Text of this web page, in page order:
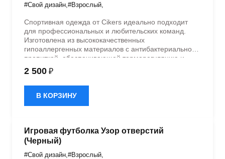
#Свой дизайн #Взрослый
Спортивная одежда от Cikers идеально подходит
для профессиональных и любительских команд.
Изготовлена из высококачественных
гипоаллергенных материалов с антибактериальной
пропиткой, обеспечивающей терморегуляцию и
быстрое влагоотведение. Одежда обладает
эластичностью в 5 направлениях и стильным
дизайном.
2 500 ₽
В КОРЗИНУ
Игровая футболка Узор отверстий
(Черный)
#Свой дизайн #Взрослый